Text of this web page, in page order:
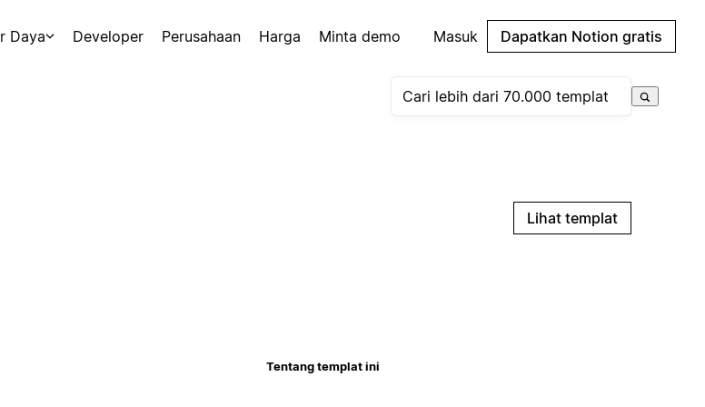
Daya Developer Perusahaan Harga Minta demo Masuk Dapatkan Notion gratis
Lihat templat
Tentang templat ini